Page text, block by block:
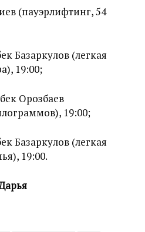
(пауэрлифтинг, 54
Базаркулов (легкая
19:00;
Орозбаев
19:00;
Базаркулов (легкая
19:00.